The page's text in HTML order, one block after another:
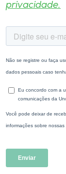
privacidade.